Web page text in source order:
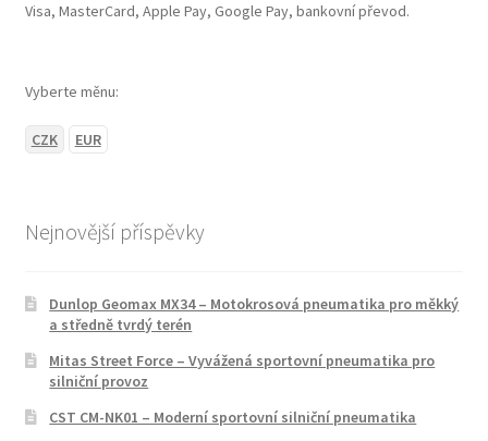
Visa, MasterCard, Apple Pay, Google Pay, bankovní převod.
Vyberte měnu:
CZK EUR
Nejnovější příspěvky
Dunlop Geomax MX34 – Motokrosová pneumatika pro měkký
a středně tvrdý terén
Mitas Street Force – Vyvážená sportovní pneumatika pro
silniční provoz
CST CM-NK01 – Moderní sportovní silniční pneumatika